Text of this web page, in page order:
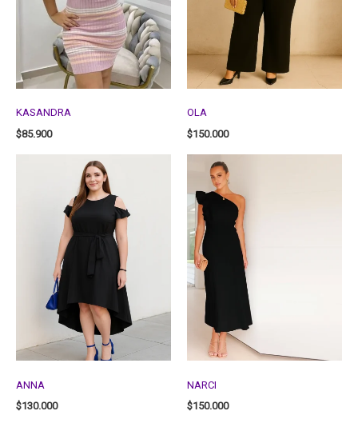
KASANDRA
$85.900
OLA
$150.000
ANNA
$130.000
NARCI
$150.000